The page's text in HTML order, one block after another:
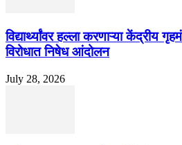
विद्यार्थ्यांवर हल्ला करणाऱ्या केंद्रीय
विरोधात निषेध आंदोलन
July 28, 2026